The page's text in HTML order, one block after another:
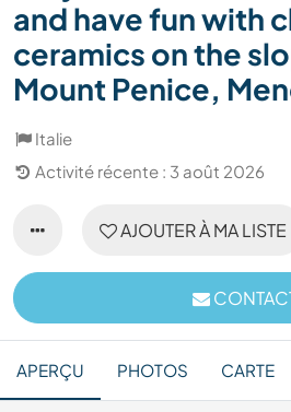
and have fun with
ceramics on the
Mount Penice,
Italie
Activité récente : 3 août 2026
AJOUTER À MA LISTE
APERÇU PHOTOS CARTE